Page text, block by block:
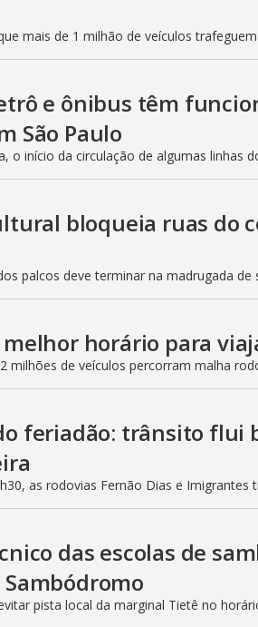
mais de 1 milhão de veículos
e ônibus têm
São Paulo
o início da circulação de algumas linhas
bloqueia ruas do
palcos deve terminar na madrugada de
horário para
milhões de veículos percorram malha
feriadão: trânsito flui
as rodovias Fernão Dias e
das escolas de
pista local da marginal Tietê no